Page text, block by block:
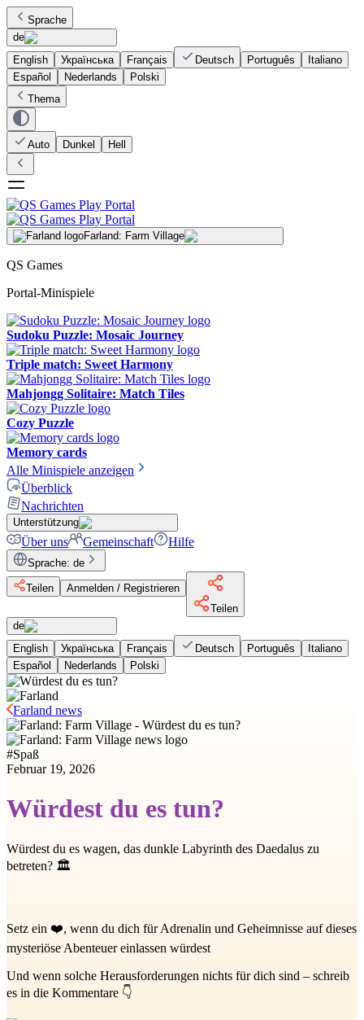
Sprache
de
English
Українська Français Deutsch Português
Italiano
Español
Nederlands
Polski
Thema
Auto Dunkel Hell
Farland: Farm Village
QS Games
Portal-Minispiele
Sudoku Puzzle: Mosaic Journey
Triple match: Sweet Harmony
Mahjongg Solitaire: Match Tiles
Cozy Puzzle
Memory cards
Alle Minispiele anzeigen
Überblick
Nachrichten
Unterstützung
Über uns Gemeinschaft Hilfe
Sprache: de
Teilen
Anmelden / Registrieren
Teilen
de
English
Українська Français Deutsch Português
Italiano
Español
Nederlands Polski
Farland news
#Spaß
Februar 19, 2026
Würdest du es tun?
Würdest du es wagen, das dunkle Labyrinth des Daedalus zu
betreten? 🏛️
Setz ein ❤️, wenn du dich für Adrenalin und Geheimnisse auf dieses
mysteriöse Abenteuer einlassen würdest
Und wenn solche Herausforderungen nichts für dich sind – schreib
es in die Kommentare 👇